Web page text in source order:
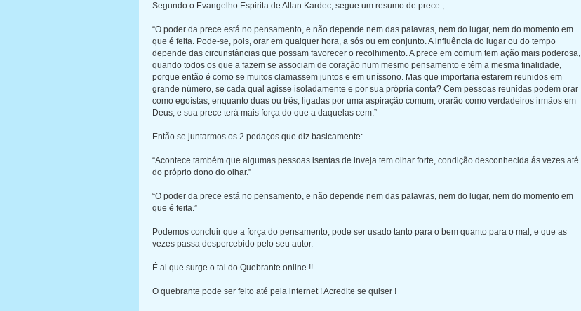
Segundo o Evangelho Espirita de Allan Kardec, segue um resumo de prece ;
“O poder da prece está no pensamento, e não depende nem das palavras, nem do lugar, nem do momento em
que é feita. Pode-se, pois, orar em qualquer hora, a sós ou em conjunto. A influência do lugar ou do tempo
depende das circunstâncias que possam favorecer o recolhimento. A prece em comum tem ação mais poderosa,
quando todos os que a fazem se associam de coração num mesmo pensamento e têm a mesma finalidade,
porque então é como se muitos clamassem juntos e em uníssono. Mas que importaria estarem reunidos em
grande número, se cada qual agisse isoladamente e por sua própria conta? Cem pessoas reunidas podem orar
como egoístas, enquanto duas ou três, ligadas por uma aspiração comum, orarão como verdadeiros irmãos em
Deus, e sua prece terá mais força do que a daquelas cem.”
Então se juntarmos os 2 pedaços que diz basicamente:
“Acontece também que algumas pessoas isentas de inveja tem olhar forte, condição desconhecida ás vezes até
do próprio dono do olhar.”
“O poder da prece está no pensamento, e não depende nem das palavras, nem do lugar, nem do momento em
que é feita.”
Podemos concluir que a força do pensamento, pode ser usado tanto para o bem quanto para o mal, e que as
vezes passa despercebido pelo seu autor.
É ai que surge o tal do Quebrante online !!
O quebrante pode ser feito até pela internet ! Acredite se quiser !